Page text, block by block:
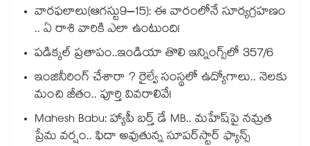
వారఫలాలు(ఆగస్టు9–15): ఈ వారంలోనే సూర్యగ్రహణం
.. ఏ రాశి వారికి ఎలా ఉంటుంది!
పడిక్కల్‌‌ ప్రతాపం..ఇండియా తొలి ఇన్నింగ్స్‌‌లో 357/6
ఇంజినీరింగ్ చేశారా ? రైల్వే సంస్థలో ఉద్యోగాలు.. నెలకు
మంచి జీతం.. పూర్తి వివరాలివే!
Mahesh Babu: హ్యాపీ బర్త్ డే MB.. మహేష్‌పై నమ్రత
ప్రేమ వర్షం.. ఫిదా అవుతున్న సూపర్‌స్టార్ ఫ్యాన్స్